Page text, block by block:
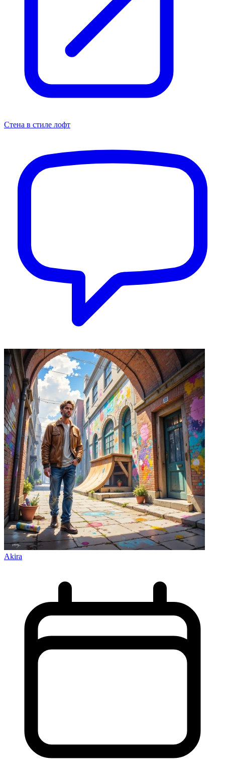
Стена в стиле лофт
Akira